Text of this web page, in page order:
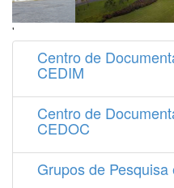
'
Centro de
CEDIM
Centro de
CEDOC
Grupos de Pesquisa